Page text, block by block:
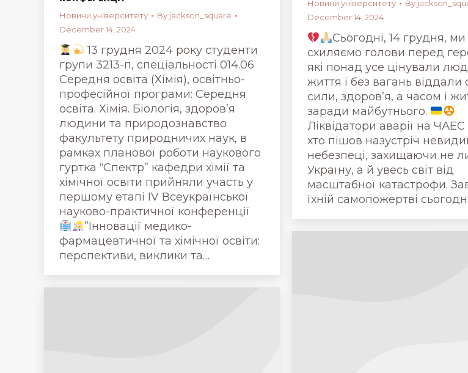
Новини університету By jackson_square
December 14, 2024
13 грудня 2024 року студенти
групи 3213-п, спеціальності 014.06
Середня освіта (Хімія), освітньо-
професійної програми: Середня
освіта. Хімія. Біологія, здоров’я
людини та природознавство
факультету природничих наук, в
рамках планової роботи наукового
гуртка “Спектр” кафедри хімії та
хімічної освіти прийняли участь у
першому етапі ІV Всеукраїнської
науково-практичної конференції
”Інновації медико-
фармацевтичної та хімічної освіти:
перспективи, виклики та…
Новини університету By
December 14, 2024
Сьогодні, 14 грудня, ми
схиляємо голови перед
які понад усе цінували
життя і без вагань віддали
сили, здоров’я, а часом і
заради майбутнього.
Ліквідатори аварії на ЧАЕС
хто пішов назустріч
небезпеці, захищаючи не
Україну, а й увесь світ від
масштабної катастрофи.
їхній самопожертві